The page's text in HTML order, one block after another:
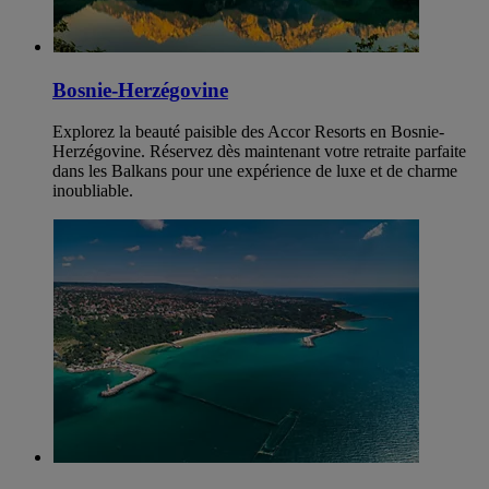
Bosnie-Herzégovine
Explorez la beauté paisible des Accor Resorts en Bosnie-
Herzégovine. Réservez dès maintenant votre retraite parfaite
dans les Balkans pour une expérience de luxe et de charme
inoubliable.